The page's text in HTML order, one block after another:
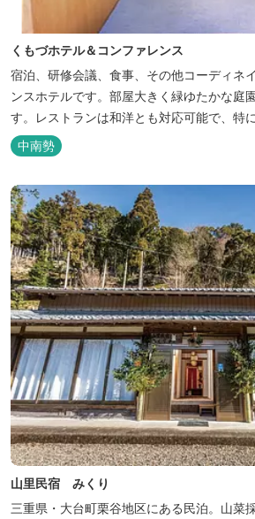
くもづホテル＆コンファレンス
宿泊、研修会議、食事、その他コーディネ
ンスホテルです。部屋大きく緑ゆたかな庭
す。レストランは和洋とも対応可能で、特
ース）が人気あり是非ご賞味ください。
中南勢
山里民宿 みくり
三重県・大台町栗谷地区にある民泊。山菜